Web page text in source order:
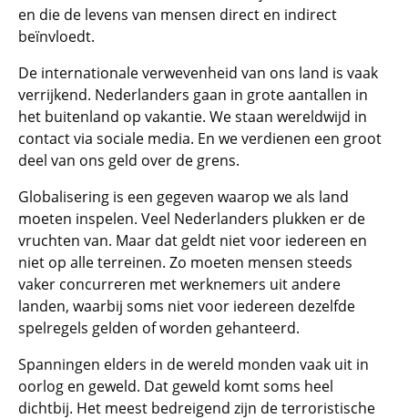
en die de levens van mensen direct en indirect
beïnvloedt.
De internationale verwevenheid van ons land is vaak
verrijkend. Nederlanders gaan in grote aantallen in
het buitenland op vakantie. We staan wereldwijd in
contact via sociale media. En we verdienen een groot
deel van ons geld over de grens.
Globalisering is een gegeven waarop we als land
moeten inspelen. Veel Nederlanders plukken er de
vruchten van. Maar dat geldt niet voor iedereen en
niet op alle terreinen. Zo moeten mensen steeds
vaker concurreren met werknemers uit andere
landen, waarbij soms niet voor iedereen dezelfde
spelregels gelden of worden gehanteerd.
Spanningen elders in de wereld monden vaak uit in
oorlog en geweld. Dat geweld komt soms heel
dichtbij. Het meest bedreigend zijn de terroristische